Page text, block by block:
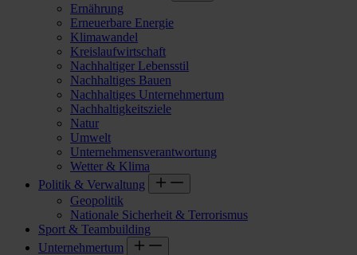
Ernährung
Erneuerbare Energie
Klimawandel
Kreislaufwirtschaft
Nachhaltiger Lebensstil
Nachhaltiges Bauen
Nachhaltiges Unternehmertum
Nachhaltigkeitsziele
Natur
Umwelt
Unternehmensverantwortung
Wetter & Klima
Politik & Verwaltung
Geopolitik
Nationale Sicherheit & Terrorismus
Sport & Teambuilding
Unternehmertum